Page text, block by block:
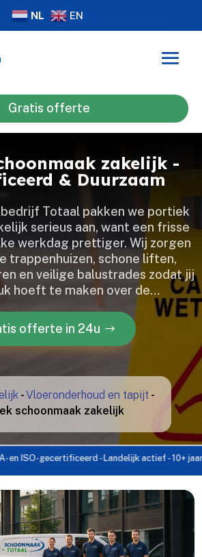
NL EN
Gratis offerte
zakelijk -
& Duurzaam
Totaal pakken we portiek
serieus aan, want een frisse
werkdag prettiger.​ Wij zorgen
trappenhuizen, schone liften,
en veilige balustrades zodat jij
hoeft te maken over de…
offerte in 24u
-Vloeronderhoud en tapijt -
schoonmaak zakelijk
- Landelijk actief - 10+ jaar